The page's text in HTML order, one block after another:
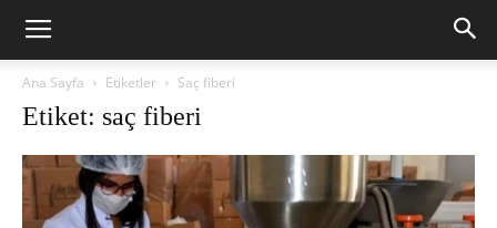
Ana Sayfa Etiketler Saç fiberi
Etiket: saç fiberi